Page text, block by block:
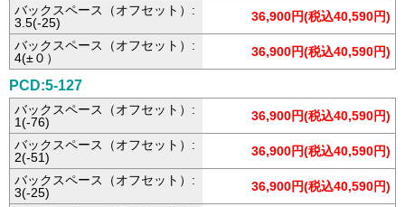
バックスペース（オフセット）:
3.5(-25)
36,900円(税込40,590円)
バックスペース（オフセット）:
4(±０）
36,900円(税込40,590円)
PCD:5-127
バックスペース（オフセット）:
1(-76)
36,900円(税込40,590円)
バックスペース（オフセット）:
2(-51)
36,900円(税込40,590円)
バックスペース（オフセット）:
3(-25)
36,900円(税込40,590円)